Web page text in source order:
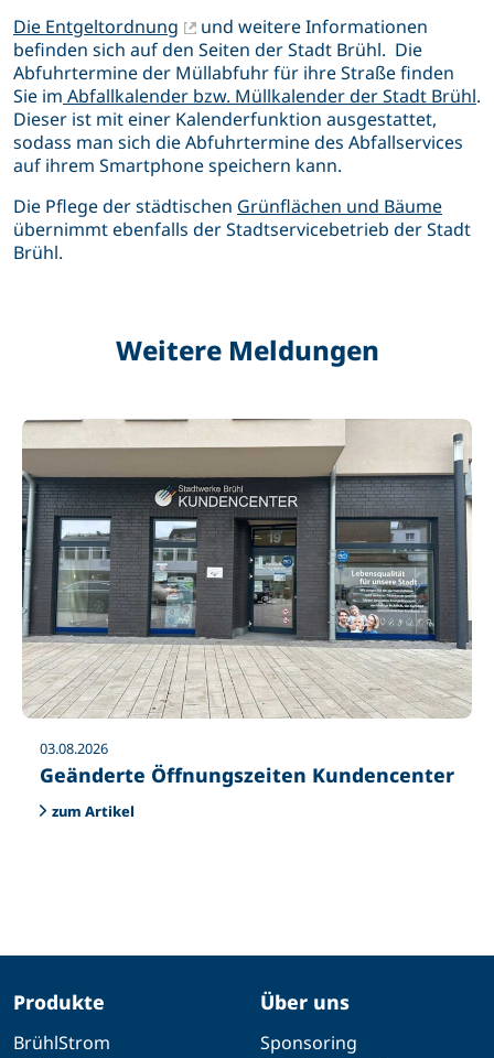
Die Entgeltordnung
und weitere Informationen
befinden sich auf den Seiten der Stadt Brühl. Die
Abfuhrtermine der Müllabfuhr für ihre Straße finden
Sie im Abfallkalender bzw. Müllkalender der Stadt Brühl.
Dieser ist mit einer Kalenderfunktion ausgestattet,
sodass man sich die Abfuhrtermine des Abfallservices
auf ihrem Smartphone speichern kann.
Die Pflege der städtischen Grünflächen und Bäume
übernimmt ebenfalls der Stadtservicebetrieb der Stadt
Brühl.
Weitere Meldungen
03.08.2026
Geänderte Öffnungszeiten Kundencenter
zum Artikel
Produkte
BrühlStrom
Über uns
Sponsoring